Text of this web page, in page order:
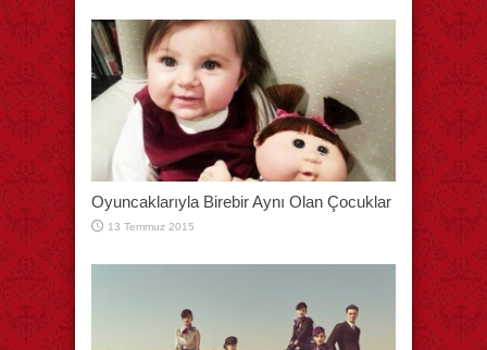
Oyuncaklarıyla Birebir Aynı Olan Çocuklar
13 Temmuz 2015